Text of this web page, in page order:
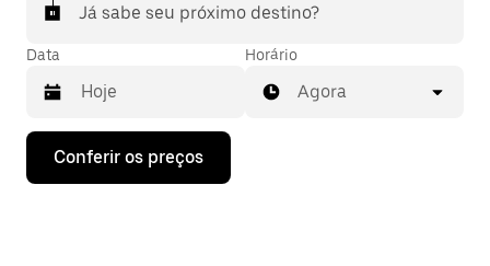
Já sabe seu próximo destino?
Data
Pressione
seta
Horário
Agora
Conferir os preços